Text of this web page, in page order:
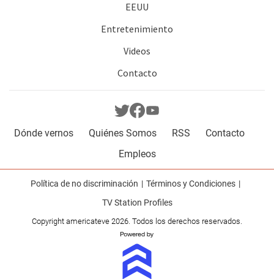
EEUU
Entretenimiento
Videos
Contacto
Dónde vernos Quiénes Somos RSS
Contacto
Empleos
Política de no discriminación
Términos y Condiciones
TV Station Profiles
Copyright americateve 2026. Todos los derechos reservados.